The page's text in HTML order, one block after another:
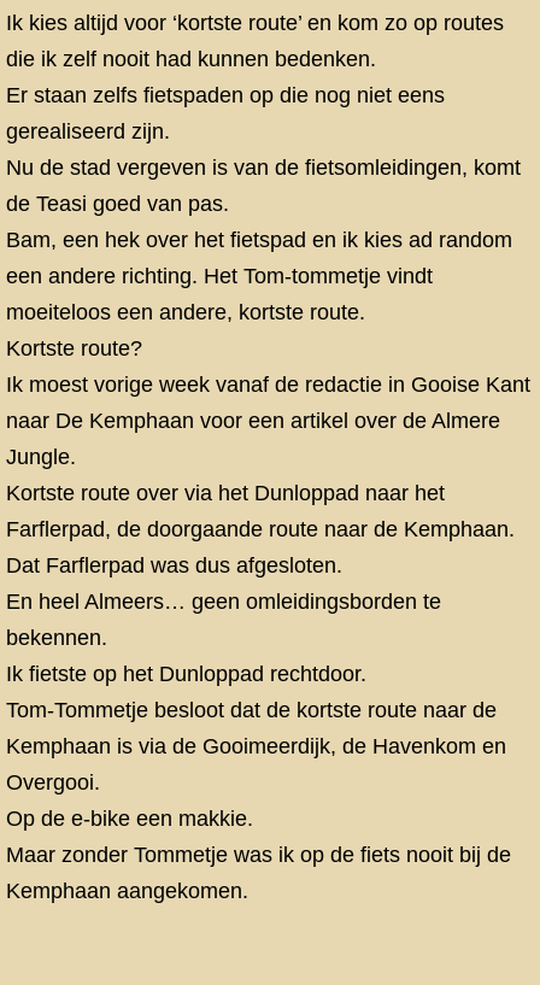
Ik kies altijd voor ‘kortste route’ en kom zo op routes
die ik zelf nooit had kunnen bedenken.
Er staan zelfs fietspaden op die nog niet eens
gerealiseerd zijn.
Nu de stad vergeven is van de fietsomleidingen, komt
de Teasi goed van pas.
Bam, een hek over het fietspad en ik kies ad random
een andere richting. Het Tom-tommetje vindt
moeiteloos een andere, kortste route.
Kortste route?
Ik moest vorige week vanaf de redactie in Gooise Kant
naar De Kemphaan voor een artikel over de Almere
Jungle.
Kortste route over via het Dunloppad naar het
Farflerpad, de doorgaande route naar de Kemphaan.
Dat Farflerpad was dus afgesloten.
En heel Almeers… geen omleidingsborden te
bekennen.
Ik fietste op het Dunloppad rechtdoor.
Tom-Tommetje besloot dat de kortste route naar de
Kemphaan is via de Gooimeerdijk, de Havenkom en
Overgooi.
Op de e-bike een makkie.
Maar zonder Tommetje was ik op de fiets nooit bij de
Kemphaan aangekomen.